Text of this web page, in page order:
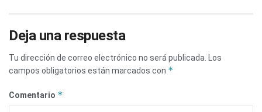
Deja una respuesta
Tu dirección de correo electrónico no será publicada. Los
campos obligatorios están marcados con *
Comentario *